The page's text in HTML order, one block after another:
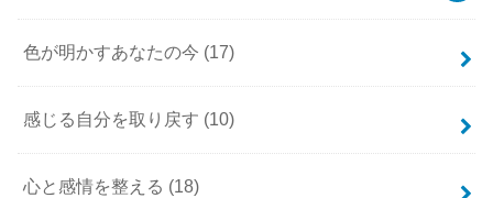
色が明かすあなたの今 (17)
感じる自分を取り戻す (10)
心と感情を整える (18)